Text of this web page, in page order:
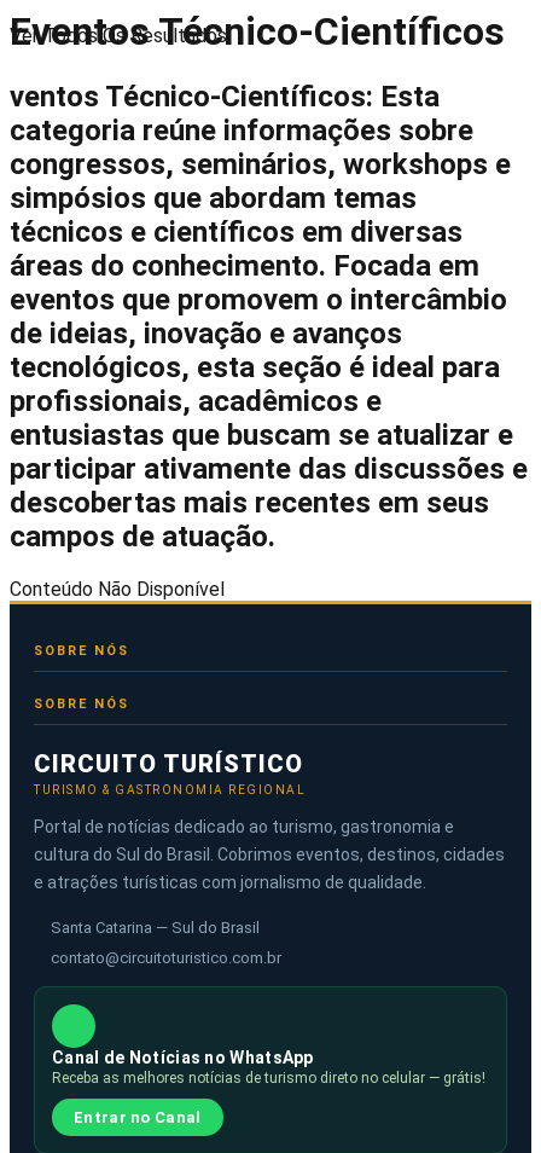
Ver Todos Os Resultados
Eventos Técnico-Científicos
ventos Técnico-Científicos: Esta
categoria reúne informações sobre
congressos, seminários, workshops e
simpósios que abordam temas
técnicos e científicos em diversas
áreas do conhecimento. Focada em
eventos que promovem o intercâmbio
de ideias, inovação e avanços
tecnológicos, esta seção é ideal para
profissionais, acadêmicos e
entusiastas que buscam se atualizar e
participar ativamente das discussões e
descobertas mais recentes em seus
campos de atuação.
Conteúdo Não Disponível
SOBRE NÓS
CIRCUITO TURÍSTICO
TURISMO & GASTRONOMIA REGIONAL
Portal de notícias dedicado ao turismo, gastronomia e
cultura do Sul do Brasil. Cobrimos eventos, destinos, cidades
e atrações turísticas com jornalismo de qualidade.
Santa Catarina — Sul do Brasil
contato@circuitoturistico.com.br
Canal de Notícias no WhatsApp
Receba as melhores notícias de turismo direto no celular — grátis!
Entrar no Canal